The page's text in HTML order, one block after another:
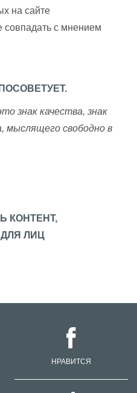
на сайте
совпадать с мнением
знак качества, знак
мыслящего свободно в
КОНТЕНТ,
ЛИЦ
НРАВИТСЯ